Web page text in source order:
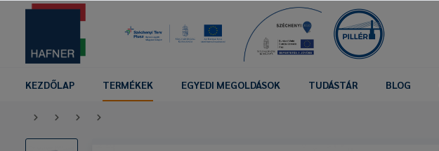
KEZDŐLAP TERMÉKEK EGYEDI MEGOLDÁSOK TUDÁSTÁR BLOG